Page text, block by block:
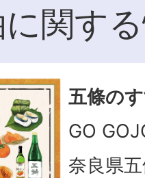
関す
五條の
GO
奈良県